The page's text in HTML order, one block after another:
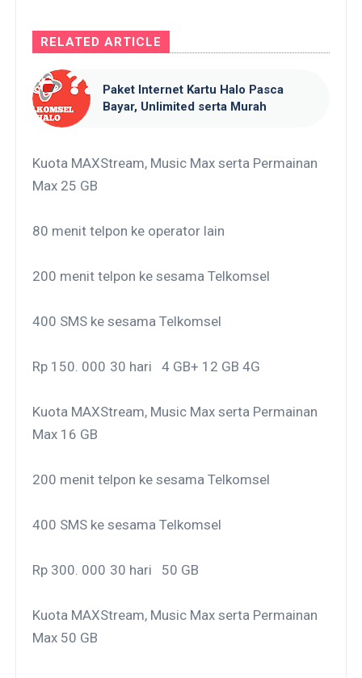
RELATED ARTICLE
Paket Internet Kartu Halo Pasca
Bayar, Unlimited serta Murah
Kuota MAXStream, Music Max serta Permainan
Max 25 GB
80 menit telpon ke operator lain
200 menit telpon ke sesama Telkomsel
400 SMS ke sesama Telkomsel
Rp 150. 000 30 hari 4 GB+ 12 GB 4G
Kuota MAXStream, Music Max serta Permainan
Max 16 GB
200 menit telpon ke sesama Telkomsel
400 SMS ke sesama Telkomsel
Rp 300. 000 30 hari 50 GB
Kuota MAXStream, Music Max serta Permainan
Max 50 GB